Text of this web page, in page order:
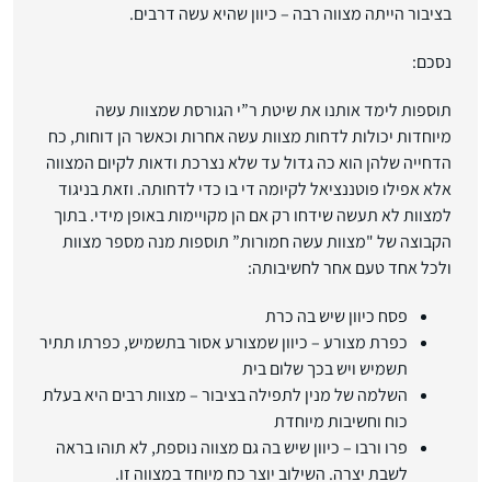
בציבור הייתה מצווה רבה – כיוון שהיא עשה דרבים.
נסכם:
תוספות לימד אותנו את שיטת ר”י הגורסת שמצוות עשה
מיוחדות יכולות לדחות מצוות עשה אחרות וכאשר הן דוחות, כח
הדחייה שלהן הוא כה גדול עד שלא נצרכת ודאות לקיום המצווה
אלא אפילו פוטננציאל לקיומה די בו כדי לדחותה. וזאת בניגוד
למצוות לא תעשה שידחו רק אם הן מקויימות באופן מידי. בתוך
הקבוצה של "מצוות עשה חמורות” תוספות מנה מספר מצוות
ולכל אחד טעם אחר לחשיבותה:
פסח כיוון שיש בה כרת
כפרת מצורע – כיוון שמצורע אסור בתשמיש, כפרתו תתיר
תשמיש ויש בכך שלום בית
השלמה של מנין לתפילה בציבור – מצוות רבים היא בעלת
כוח וחשיבות מיוחדת
פרו ורבו – כיוון שיש בה גם מצווה נוספת, לא תוהו בראה
לשבת יצרה. השילוב יוצר כח מיוחד במצווה זו.